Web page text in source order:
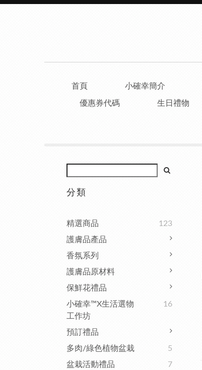
首頁 小確幸簡介
優惠券代碼 生日禮物
分類
精選商品
123
護膚品產品
香氛系列
護膚品原材料
保鮮花禮品
小確幸™x生活選物
工作坊
16
預訂禮品
多肉/綠色植物盆栽
5
盆栽活動禮品
7